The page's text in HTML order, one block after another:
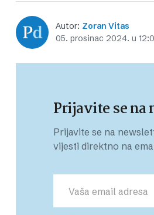
Autor: Zoran Vitas
05. prosinac 2024. u
Prijavite se na
Prijavite se na
vijesti direktno na